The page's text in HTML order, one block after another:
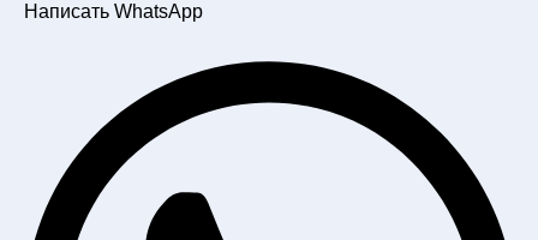
Написать WhatsApp